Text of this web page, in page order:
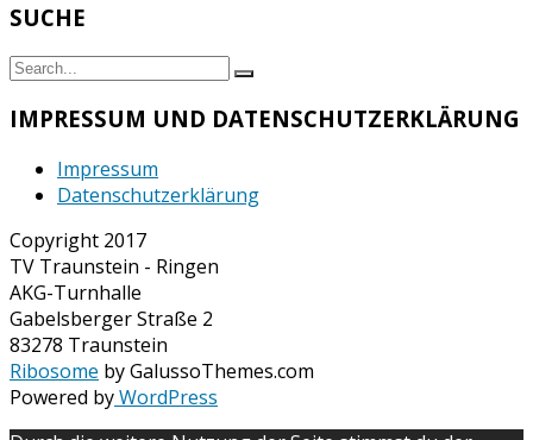
SUCHE
Search
Search
IMPRESSUM UND DATENSCHUTZERKLÄRUNG
Impressum
Datenschutzerklärung
Copyright 2017
TV Traunstein - Ringen
AKG-Turnhalle
Gabelsberger Straße 2
83278 Traunstein
Ribosome by GalussoThemes.com
Powered byWordPress